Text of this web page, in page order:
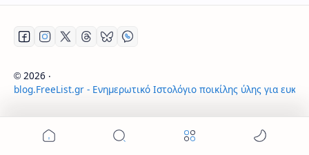
© 2026 ‧
blog.FreeList.gr - Ενημερωτικό Ιστολόγιο ποικίλης ύλης για